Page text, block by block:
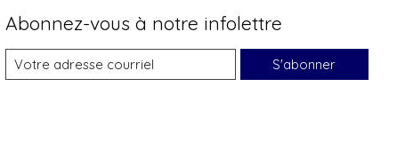
Abonnez-vous à notre infolettre
S'abonner